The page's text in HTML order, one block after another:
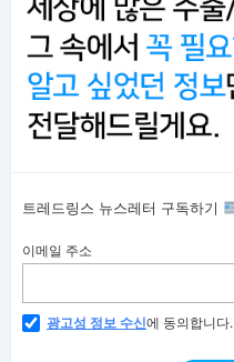
트레드링스 뉴스레터 구독하기
이메일 주소
광고성 정보 수신에 동의합니다.